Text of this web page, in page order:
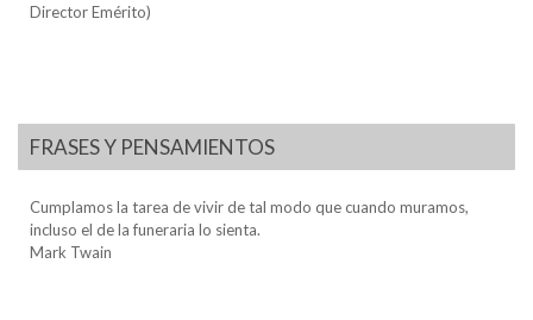
Director Emérito)
FRASES Y PENSAMIENTOS
Cumplamos la tarea de vivir de tal modo que cuando muramos,
incluso el de la funeraria lo sienta.
Mark Twain